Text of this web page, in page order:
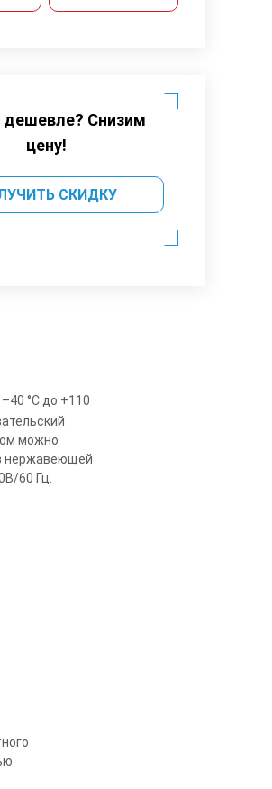
Снизим
цену!
СКИДКУ
°C до +110
можно
нержавеющей
60 Гц.